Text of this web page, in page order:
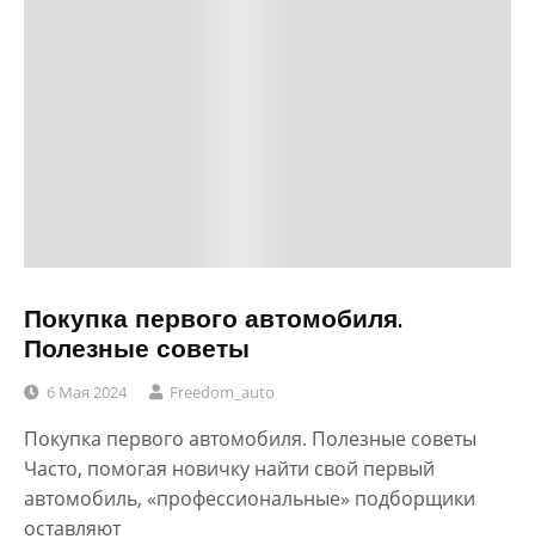
Покупка первого автомобиля.
Полезные советы
6 Мая 2024 Freedom_auto
Покупка первого автомобиля. Полезные советы
Часто, помогая новичку найти свой первый
автомобиль, «профессиональные» подборщики
оставляют